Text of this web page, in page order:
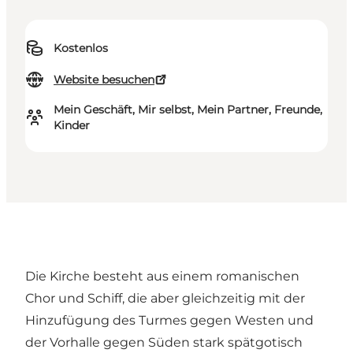
Kostenlos
Website besuchen
Mein Geschäft, Mir selbst, Mein Partner, Freunde,
Kinder
Die Kirche besteht aus einem romanischen
Chor und Schiff, die aber gleichzeitig mit der
Hinzufügung des Turmes gegen Westen und
der Vorhalle gegen Süden stark spätgotisch